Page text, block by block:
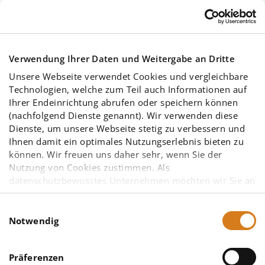
Verwendung Ihrer Daten und Weitergabe an Dritte
Unsere Webseite verwendet Cookies und vergleichbare
Technologien, welche zum Teil auch Informationen auf
Ihrer Endeinrichtung abrufen oder speichern können
(nachfolgend Dienste genannt). Wir verwenden diese
Dienste, um unsere Webseite stetig zu verbessern und
Ihnen damit ein optimales Nutzungserlebnis bieten zu
können. Wir freuen uns daher sehr, wenn Sie der
Nutzung von Cookies zustimmen. Als
datenschutzbewusstes Unternehmen möchten wir Sie an
dieser Stelle bereits darauf hinweisen, dass
Diensteanbieter – insbesondere solche mit Sitz in den
anderer gesetzlicher Grundlagen nicht vorrangig dem
europäischen Datenschutzrecht unterliegen. Eine
Notwendig
Präferenzen
Datenschutz­erklärung
Wir freuen uns über Ihr Interesse an unserem